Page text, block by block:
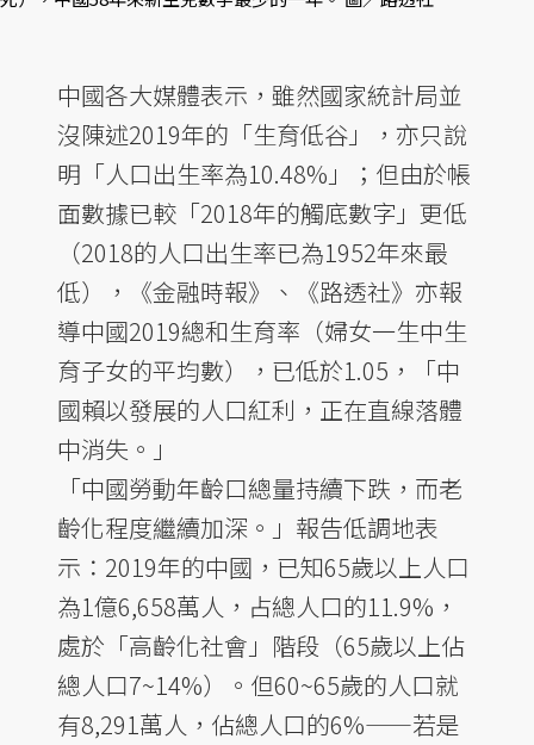
中國各大媒體表示，雖然國家統計局並
沒陳述2019年的「生育低谷」，亦只說
明「人口出生率為10.48%」；但由於帳
面數據已較「2018年的觸底數字」更低
（2018的人口出生率已為1952年來最
低），《金融時報》、《路透社》亦報
導中國2019總和生育率（婦女一生中生
育子女的平均數），已低於1.05，「中
國賴以發展的人口紅利，正在直線落體
中消失。」
「中國勞動年齡口總量持續下跌，而老
齡化程度繼續加深。」報告低調地表
示：2019年的中國，已知65歲以上人口
為1億6,658萬人，占總人口的11.9%，
處於「高齡化社會」階段（65歲以上佔
總人口7~14%）。但60~65歲的人口就
有8,291萬人，佔總人口的6%——若是